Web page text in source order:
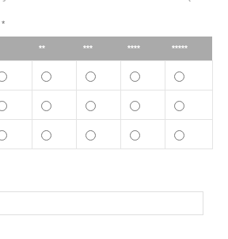
*
** *** **** *****